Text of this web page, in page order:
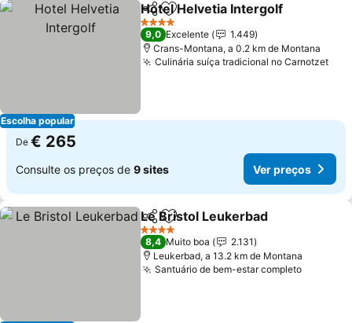
Escolha popular
PartilharAdicionar aos favoritos
Hotel Helvetia Intergolf
4 Estrelas
9,0 Excelente
1.449
Crans-Montana, a 0.2 km de Montana
Culinária suíça tradicional no CarnotzetVer
De € 265
Consulte os preços de 9 sites Ver preços
PartilharAdicionar aos favoritos
Le Bristol Leukerbad
4 Estrelas
8,4 Muito boa
2.131
Leukerbad, a 13.2 km de Montana
Santuário de bem-estar completoVer